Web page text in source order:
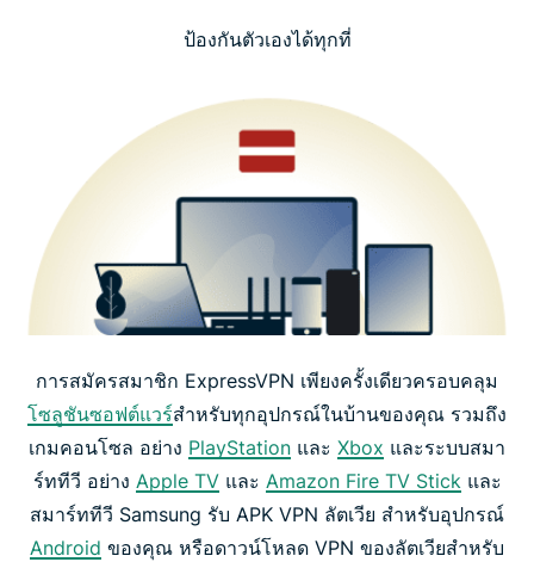
ป้องกันตัวเองได้ทุกที่
การสมัครสมาชิก ExpressVPN เพียงครั้งเดียวครอบคลุม
โซลูชันซอฟต์แวร์สำหรับทุกอุปกรณ์ในบ้านของคุณ รวมถึง
เกมคอนโซล อย่าง PlayStation และ Xbox และระบบสมา
ร์ททีวี อย่าง Apple TVและ Amazon Fire TV Stick และ
สมาร์ททีวี Samsung รับ APK VPN ลัตเวีย สำหรับอุปกรณ์
Android ของคุณ หรือดาวน์โหลด VPN ของลัตเวียสำหรับ